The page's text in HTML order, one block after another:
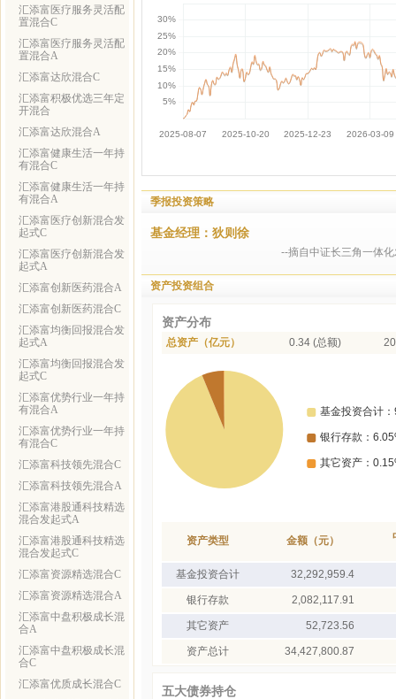
汇添富医疗服务灵活配
置混合C
汇添富医疗服务灵活配
置混合A
汇添富达欣混合C
汇添富积极优选三年定
开混合
汇添富达欣混合A
汇添富健康生活一年持
有混合C
汇添富健康生活一年持
有混合A
汇添富医疗创新混合发
起式C
汇添富医疗创新混合发
起式A
汇添富创新医药混合A
汇添富创新医药混合C
汇添富均衡回报混合发
起式A
汇添富均衡回报混合发
起式C
汇添富优势行业一年持
有混合A
汇添富优势行业一年持
有混合C
汇添富科技领先混合C
汇添富科技领先混合A
汇添富港股通科技精选
混合发起式A
汇添富港股通科技精选
混合发起式C
汇添富资源精选混合C
汇添富资源精选混合A
汇添富中盘积极成长混
合A
汇添富中盘积极成长混
合C
汇添富优质成长混合C
季报投资策略
基金经理：狄则徐
--摘自中证长三角一体
资产投资组合
资产分布
总资产（亿元） 0.34 (总额)
资产类型 金额（元）
基金投资合计 32,292,959.4
银行存款 2,082,117.91
其它资产 52,723.56
资产总计 34,427,800.87
五大债券持仓